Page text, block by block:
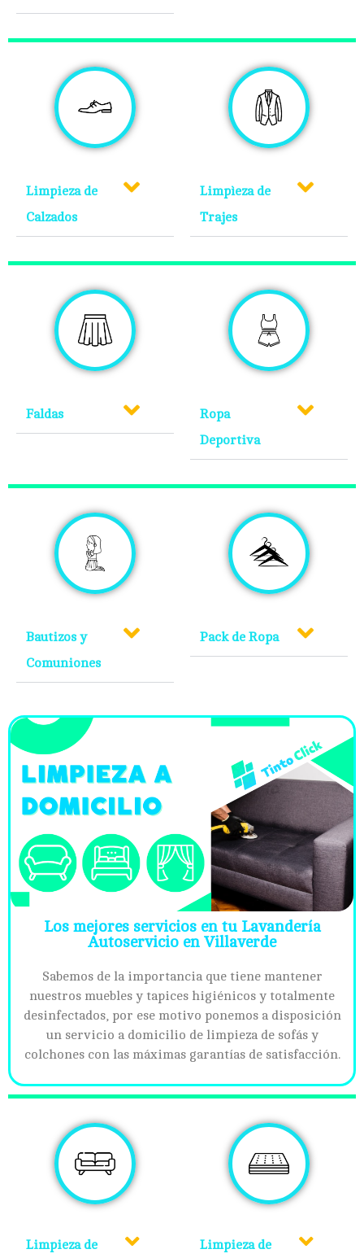
Limpieza de
Calzados
Limpìeza de
Trajes
Faldas
Ropa
Deportiva
Bautizos y
Comuniones
Pack de Ropa
Los mejores servicios en tu Lavandería
Autoservicio en Villaverde
Sabemos de la importancia que tiene mantener
nuestros muebles y tapices higiénicos y totalmente
desinfectados, por ese motivo ponemos a disposición
un servicio a domicilio de limpieza de sofás y
colchones con las máximas garantías de satisfacción.
Limpieza de
Limpieza de